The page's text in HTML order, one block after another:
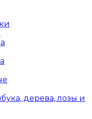
дерева, лозы и